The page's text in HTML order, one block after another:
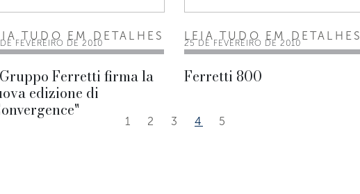
FEVEREIRO DE 2010
Ferretti firma la
edizione di
TUDO EM DETALHES
25 DE FEVEREIRO DE 2010
Ferretti 800
LEIA TUDO EM DETALHES
1 2 3 4 5